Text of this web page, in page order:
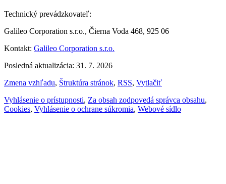
Technický prevádzkovateľ:
Galileo Corporation s.r.o., Čierna Voda 468, 925 06
Kontakt: Galileo Corporation s.r.o.
Posledná aktualizácia: 31. 7. 2026
Zmena vzhľadu, Štruktúra stránok, RSS, Vytlačiť
Vyhlásenie o prístupnosti, Za obsah zodpovedá správca obsahu,
Cookies, Vyhlásenie o ochrane súkromia, Webové sídlo